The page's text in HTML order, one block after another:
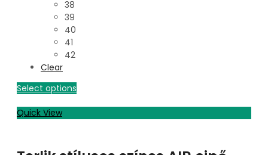
38
39
40
41
42
Clear
Select options
Quick View